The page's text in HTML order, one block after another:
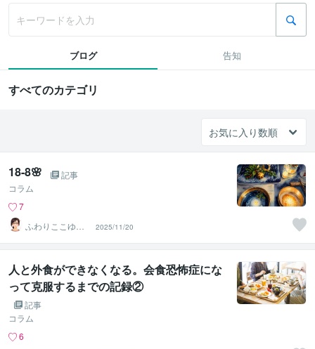
ブログ 告知
すべてのカテゴリ
18-8🌸
記事
コラム
7
ふわりここゆら
り❤️✨癒しタイ
ム相談室
2025/11/20
人と外食ができなくなる。会食恐怖症にな
って克服するまでの記録②
記事
コラム
6